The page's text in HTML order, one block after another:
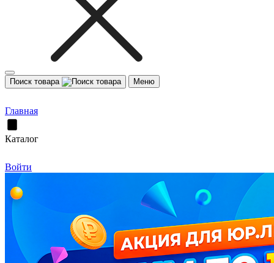
Поиск товара Меню
Главная
Каталог
Войти